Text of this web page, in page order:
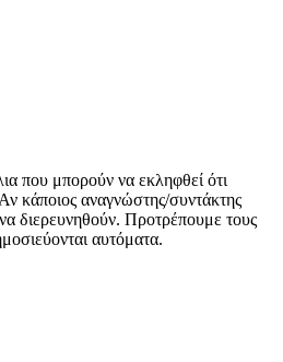
που μπορούν να εκληφθεί ότι
κάποιος αναγνώστης/συντάκτης
να διερευνηθούν. Προτρέπουμε τους
αυτόματα.